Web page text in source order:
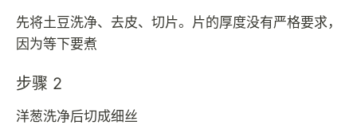
先将土豆洗净、去皮、切片。片的厚度没有严格要求，
因为等下要煮
步骤 2
洋葱洗净后切成细丝